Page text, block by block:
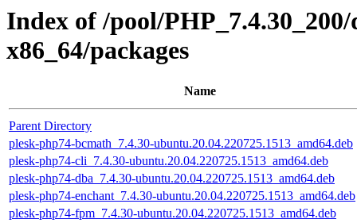
Index of /pool/
x86_64/packages
Name
Parent Directory
plesk-php74-bcmath_7.4.30-ubuntu.20.04.220725.1513_amd64.deb
plesk-php74-cli_7.4.30-ubuntu.20.04.220725.1513_amd64.deb
plesk-php74-dba_7.4.30-ubuntu.20.04.220725.1513_amd64.deb
plesk-php74-enchant_7.4.30-ubuntu.20.04.220725.1513_amd64.deb
plesk-php74-fpm_7.4.30-ubuntu.20.04.220725.1513_amd64.deb